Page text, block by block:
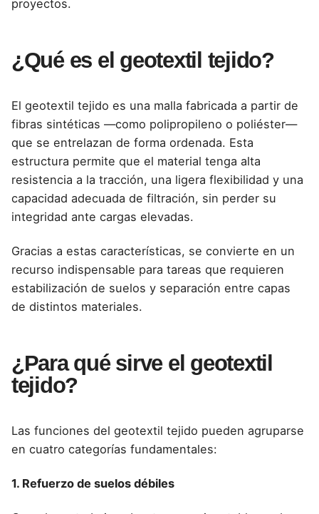
proyectos.
¿Qué es el geotextil tejido?
El geotextil tejido es una malla fabricada a partir de
fibras sintéticas —como polipropileno o poliéster—
que se entrelazan de forma ordenada. Esta
estructura permite que el material tenga alta
resistencia a la tracción, una ligera flexibilidad y una
capacidad adecuada de filtración, sin perder su
integridad ante cargas elevadas.
Gracias a estas características, se convierte en un
recurso indispensable para tareas que requieren
estabilización de suelos y separación entre capas
de distintos materiales.
¿Para qué sirve el geotextil
tejido?
Las funciones del geotextil tejido pueden agruparse
en cuatro categorías fundamentales:
1. Refuerzo de suelos débiles